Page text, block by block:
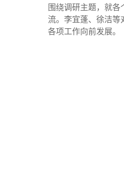
围绕调研主题，就
流。李宜蓬、徐洁等
各项工作向前发展。